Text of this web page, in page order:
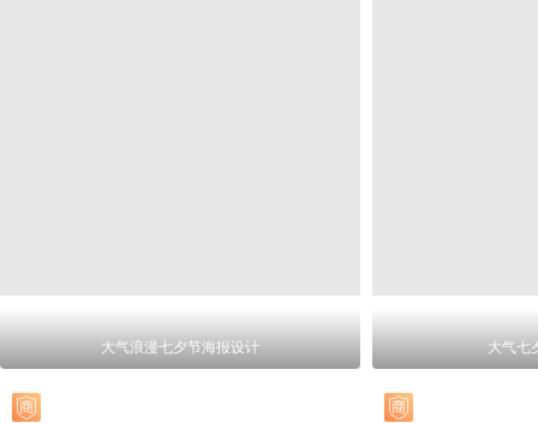
大气浪漫七夕节海报设计 大气七